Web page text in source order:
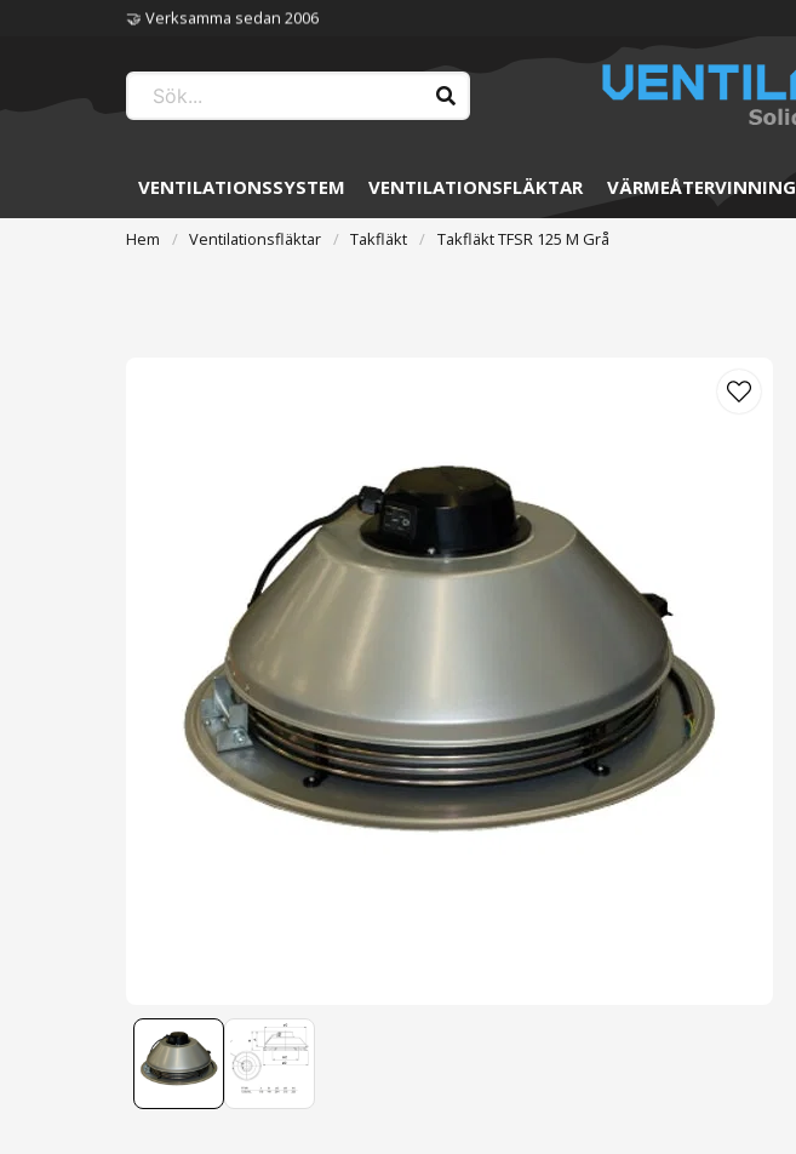
🏆 Störst på ventilation
VENTILATIONSSYSTEM VENTILATIONSFLÄKTAR VÄRMEÅTERVINNING
Hem Ventilationsfläktar Takfläkt Takfläkt TFSR 125 M Grå